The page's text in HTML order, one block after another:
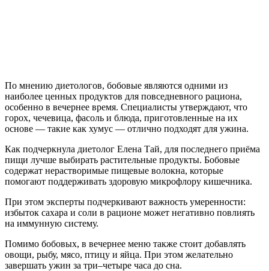
По мнению диетологов, бобовые являются одними из
наиболее ценных продуктов для повседневного рациона,
особенно в вечернее время. Специалисты утверждают, что
горох, чечевица, фасоль и блюда, приготовленные на их
основе — такие как хумус — отлично подходят для ужина.
Как подчеркнула диетолог Елена Тай, для последнего приёма
пищи лучше выбирать растительные продукты. Бобовые
содержат нерастворимые пищевые волокна, которые
помогают поддерживать здоровую микрофлору кишечника.
При этом эксперты подчеркивают важность умеренности:
избыток сахара и соли в рационе может негативно повлиять
на иммунную систему.
Помимо бобовых, в вечернее меню также стоит добавлять
овощи, рыбу, мясо, птицу и яйца. При этом желательно
завершать ужин за три–четыре часа до сна.